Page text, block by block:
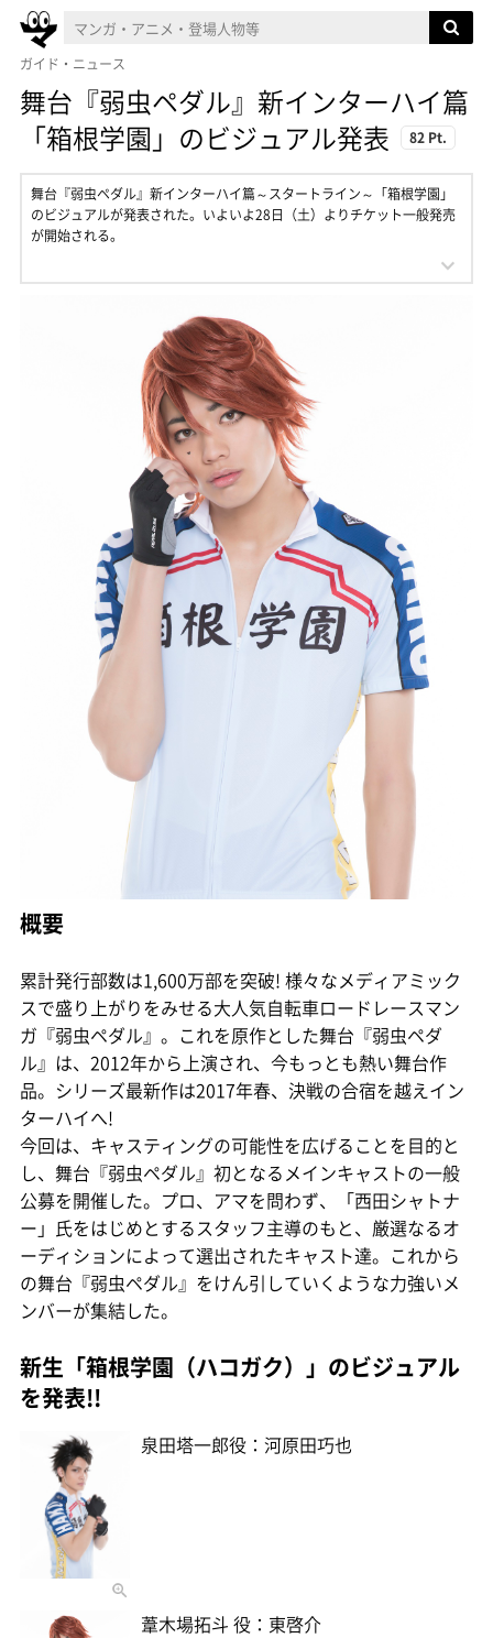
ガイド・ニュース
舞台『弱虫ペダル』​新インターハイ篇
「箱根学園」のビジュアル発表
82 Pt.
舞台『弱虫ペダル』​​新インターハイ篇～スタートライン～「箱根学園」
のビジュアルが発表された。いよいよ28日（土）よりチケット一般発売
が開始される。
概要
累計発行部数は1,600万部を突破! 様々なメディアミック
スで盛り上がりをみせる大人気自転車ロードレースマン
ガ『弱虫ペダル』。これを原作とした舞台『弱虫ペダ
ル』は、2012年から上演され、今もっとも熱い舞台作
品。シリーズ最新作は2017年春、決戦の合宿を越えイン
ターハイへ!
今回は、キャスティングの可能性を広げることを目的と
し、舞台『弱虫ペダル』初となるメインキャストの一般
公募を開催した。プロ、アマを問わず、「西田シャトナ
ー」氏をはじめとするスタッフ主導のもと、厳選なるオ
ーディションによって選出されたキャスト達。これから
の舞台『弱虫ペダル』をけん引していくような力強いメ
ンバーが集結した。
新生「箱根学園（ハコガク）」のビジュアル
を発表!!
泉田塔一郎役：河原田巧也
葦木場拓斗 役：東啓介